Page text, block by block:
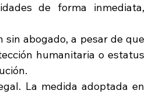
de forma inmediata,
abogado, a pesar de que
humanitaria o estatus
La medida adoptada en